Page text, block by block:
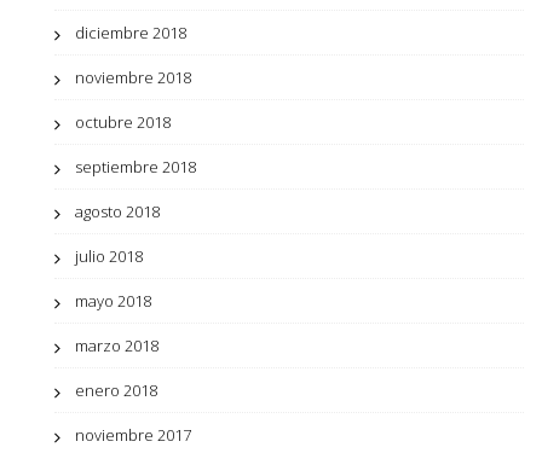
diciembre 2018
noviembre 2018
octubre 2018
septiembre 2018
agosto 2018
julio 2018
mayo 2018
marzo 2018
enero 2018
noviembre 2017